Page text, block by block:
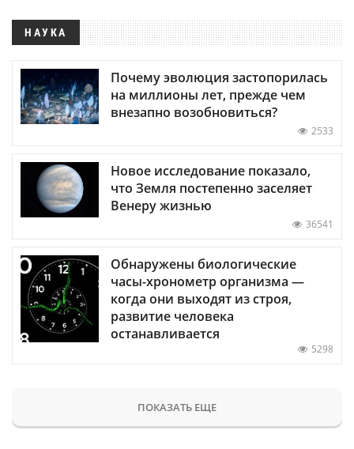
НАУКА
Почему эволюция застопорилась
на миллионы лет, прежде чем
внезапно возобновиться?
2533
Новое исследование показало,
что Земля постепенно заселяет
Венеру жизнью
36541
Обнаружены биологические
часы-хронометр организма —
когда они выходят из строя,
развитие человека
останавливается
5298
ПОКАЗАТЬ ЕЩЕ